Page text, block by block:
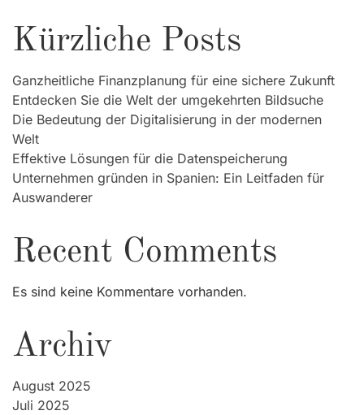
Kürzliche Posts
Ganzheitliche Finanzplanung für eine sichere Zukunft
Entdecken Sie die Welt der umgekehrten Bildsuche
Die Bedeutung der Digitalisierung in der modernen
Welt
Effektive Lösungen für die Datenspeicherung
Unternehmen gründen in Spanien: Ein Leitfaden für
Auswanderer
Recent Comments
Es sind keine Kommentare vorhanden.
Archiv
August 2025
Juli 2025